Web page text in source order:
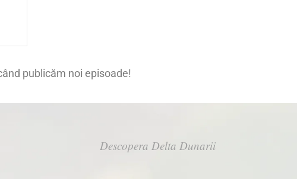
publicăm noi episoade!
Descopera Delta Dunarii